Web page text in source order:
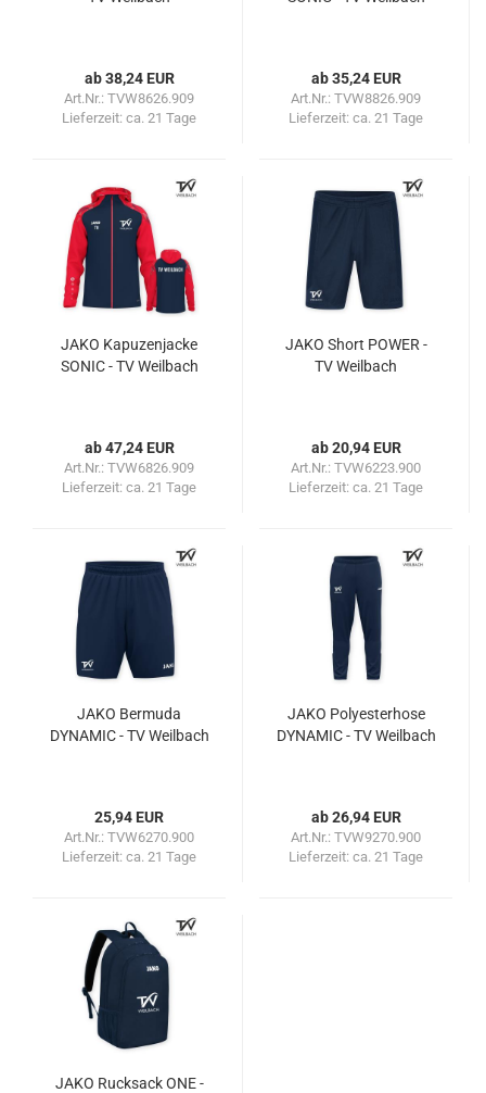
ab 38,24 EUR
Art.Nr.: TVW8626.909
Lieferzeit: ca. 21 Tage
ab 35,24 EUR
Art.Nr.: TVW8826.909
Lieferzeit: ca. 21 Tage
JAKO Kapuzenjacke
SONIC - TV Weilbach
ab 47,24 EUR
Art.Nr.: TVW6826.909
Lieferzeit: ca. 21 Tage
JAKO Short POWER -
TV Weilbach
ab 20,94 EUR
Art.Nr.: TVW6223.900
Lieferzeit: ca. 21 Tage
JAKO Bermuda
DYNAMIC - TV Weilbach
25,94 EUR
Art.Nr.: TVW6270.900
Lieferzeit: ca. 21 Tage
JAKO Polyesterhose
DYNAMIC - TV Weilbach
ab 26,94 EUR
Art.Nr.: TVW9270.900
Lieferzeit: ca. 21 Tage
JAKO Rucksack ONE -